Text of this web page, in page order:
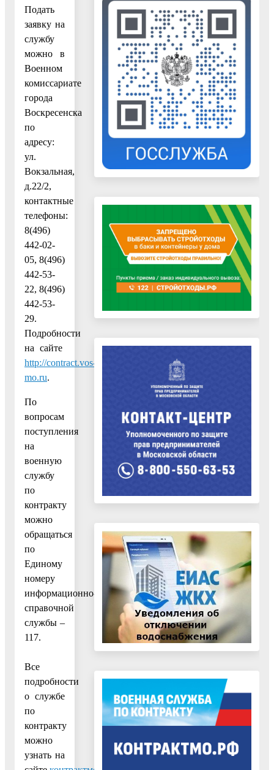
Подать
заявку на
службу
можно в
Военном
комиссариате
города
Воскресенска
по
адресу:
ул.
Вокзальная,
д.22/2,
контактные
телефоны:
8(496)
442-02-
05, 8(496)
442-53-
22, 8(496)
442-53-
29.
Подробности
на сайте
http://contract.vos-
mo.ru.
По
вопросам
поступления
на
военную
службу
по
контракту
можно
обращаться
по
Единому
номеру
информационно-
справочной
службы –
117.
Все
подробности
о службе
по
контракту
можно
узнать на